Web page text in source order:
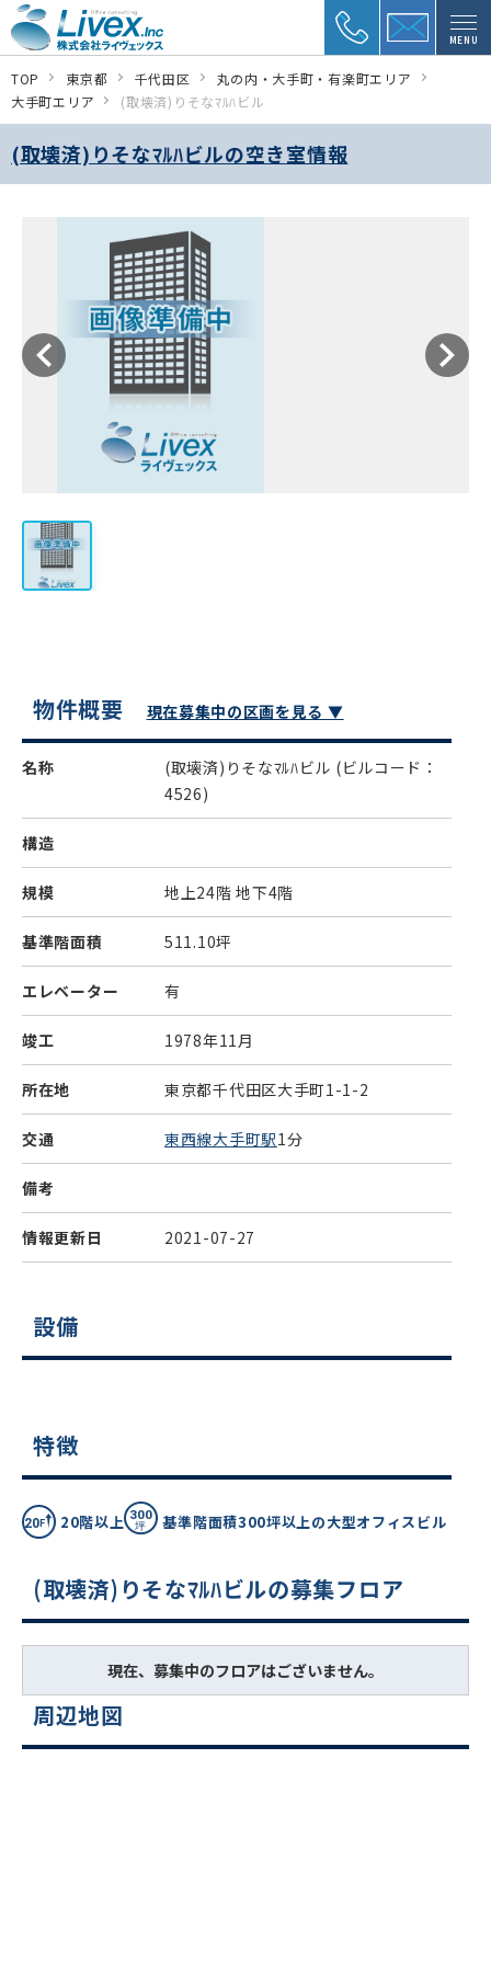
MENU
TOP 東京都 千代田区
丸の内・大手町・有楽町エリア
大手町エリア
(取壊済)りそなﾏﾙﾊビル
(取壊済)りそなﾏﾙﾊビルの空き室情報
物件概要 現在募集中の区画を見る ▼
名称 (取壊済)りそなﾏﾙﾊビル (ビルコード：
4526)
構造
規模 地上24階 地下4階
基準階面積 511.10坪
エレベーター 有
竣工 1978年11月
所在地 東京都千代田区大手町1-1-2
交通 東西線大手町駅1分
備考
情報更新日 2021-07-27
設備
特徴
20階以上 基準階面積300坪以上の大型オフィスビル
(取壊済)りそなﾏﾙﾊビルの募集フロア
現在、募集中のフロアはございません。
周辺地図